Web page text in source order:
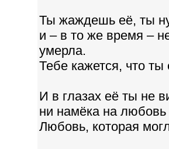
Ты жаждешь её, ты
и – в то же время –
умерла.
Тебе кажется, что ты
И в глазах её ты не
ни намёка на любовь
Любовь, которая